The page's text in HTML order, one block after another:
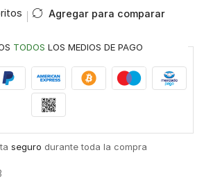
Agregar para comparar
TODOS LOS MEDIOS DE PAGO
seguro durante toda la compra